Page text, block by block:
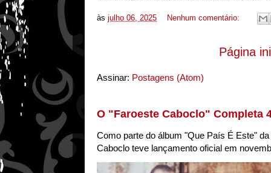
às julho 06, 2025 Nenhum comentário:
Página
Assinar: Postagens (Atom)
O "Faroeste Caboclo" Completa
Como parte do álbum "Que País É Este"
Caboclo teve lançamento oficial em